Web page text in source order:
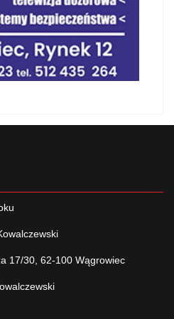
17/30, 62-100 Wągrowiec